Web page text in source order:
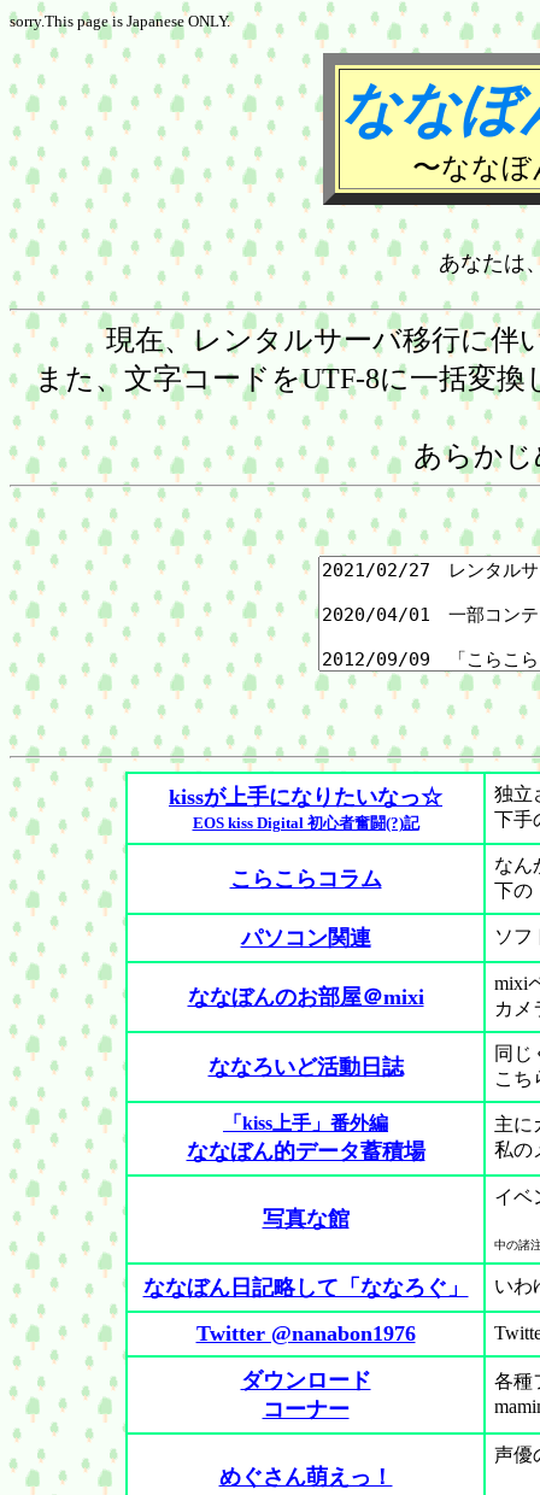
sorry.This page is Japanese ONLY.
ななぼ
〜なな
あなたは
現在、レンタルサーバ移行に伴
また、文字コードをUTF-8に一括変
あらか
kissが上手になりたいなっ☆
EOS kiss Digital 初心者奮闘(?)記
独立
下手
こらこらコラム
なん
下の
パソコン関連 ソフ
ななぼんのお部屋＠mixi
mixi
カメ
ななろいど活動日誌
同じ
こち
「kiss上手」番外編
ななぼん的データ蓄積場
主に
私の
写真な館
イベ
中の諸
ななぼん日記略して「ななろぐ」 いわ
Twitter @nanabon1976
ダウンロード
コーナー
各種
めぐさん萌えっ！
声優